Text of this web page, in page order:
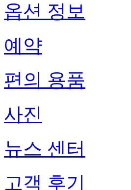
옵션 정보
예약
편의 용품
사진
뉴스 센터
고객 후기